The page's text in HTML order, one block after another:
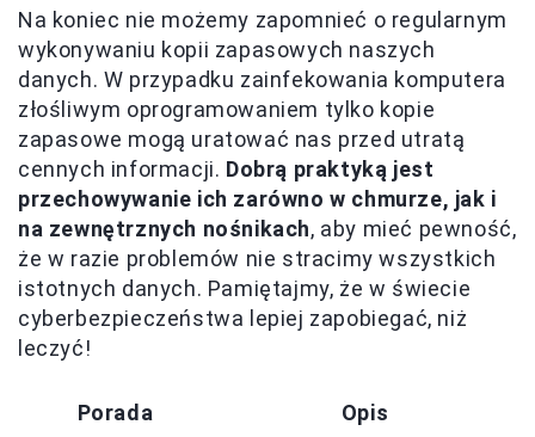
Na koniec nie możemy zapomnieć o regularnym
wykonywaniu kopii zapasowych naszych
danych. W przypadku zainfekowania komputera
złośliwym oprogramowaniem tylko kopie
zapasowe mogą uratować nas przed utratą
cennych informacji. Dobrą praktyką jest
przechowywanie ich zarówno w chmurze, jak i
na zewnętrznych nośnikach, aby mieć pewność,
że w razie problemów nie stracimy wszystkich
istotnych danych. Pamiętajmy, że w świecie
cyberbezpieczeństwa lepiej zapobiegać, niż
leczyć!
Porada Opis